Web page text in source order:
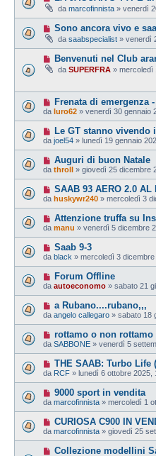
da marcofinnista » venerdì
Sono ancora vivo e
da saabspecialist » venerdì
Benvenuti nel Club
da SUPERFRA » mercoledì
Frenata di emergenza
da luro62 » venerdì 30 gennaio
Le GT stanno
da joel54 » lunedì 19 gennaio
Auguri di buon Natale
da throll » giovedì 25 dicembre
SAAB 93 AERO 2.0 AL
da huskywr240 » mercoledì 3
Attenzione truffa su
da manu » venerdì 5 dicembre
Saab 9-3
da black » mercoledì 3 dicembre
Forum Offline
da autoeconomo » sabato 21
a Rubano....rubano,,,
da angelo callegaro » sabato 18
rottamo o non rottamo
da SABBONE » venerdì 5
THE SAAB: Turbo Life
da RCF » lunedì 6 ottobre 2025,
9000 sport in vendita
da marcofinnista » mercoledì 1
CURIOSA C900 IN
da marcofinnista » giovedì 25
Collezione modellini